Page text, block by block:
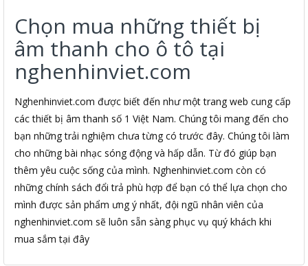
Chọn mua những thiết bị
âm thanh cho ô tô tại
nghenhinviet.com
Nghenhinviet.com được biết đến như một trang web cung cấp
các thiết bị âm thanh số 1 Việt Nam. Chúng tôi mang đến cho
bạn những trải nghiệm chưa từng có trước đây. Chúng tôi làm
cho những bài nhạc sóng động và hấp dẫn. Từ đó giúp bạn
thêm yêu cuộc sống của mình. Nghenhinviet.com còn có
những chính sách đổi trả phù hợp để bạn có thể lựa chọn cho
mình được sản phẩm ưng ý nhất, đội ngũ nhân viên của
nghenhinviet.com sẽ luôn sẵn sàng phục vụ quý khách khi
mua sắm tại đây